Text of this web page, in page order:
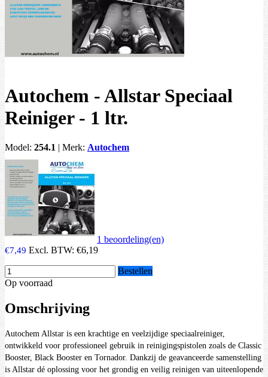
Autochem - Allstar Speciaal
Reiniger - 1 ltr.
Model: 254.1 | Merk: Autochem
1 beoordeling(en)
€7,49 Excl. BTW: €6,19
Bestellen
Op voorraad
Omschrijving
Autochem Allstar is een krachtige en veelzijdige speciaalreiniger,
ontwikkeld voor professioneel gebruik in reinigingspistolen zoals de Classic
Booster, Black Booster en Tornador. Dankzij de geavanceerde samenstelling
is Allstar dé oplossing voor het grondig en veilig reinigen van uiteenlopende